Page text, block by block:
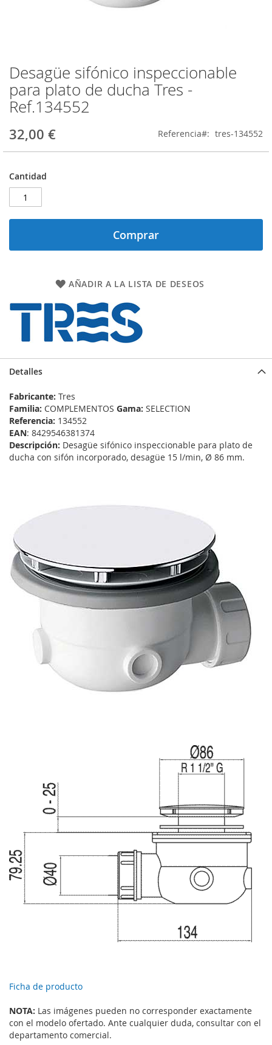
Desagüe sifónico inspeccionable
para plato de ducha Tres -
Ref.134552
32,00 € Referencia tres-134552
Cantidad
Comprar
AÑADIR A LA LISTA DE DESEOS
Saltar
al
comienzo
de
galería
de
imágenes
Detalles
Fabricante: Tres
Familia: COMPLEMENTOS Gama: SELECTION
Referencia: 134552
EAN: 8429546381374
Descripción: Desagüe sifónico inspeccionable para plato de
ducha con sifón incorporado, desagüe 15 l/min, Ø 86 mm.
Ficha de producto
NOTA: Las imágenes pueden no corresponder exactamente
con el modelo ofertado. Ante cualquier duda, consultar con el
departamento comercial.